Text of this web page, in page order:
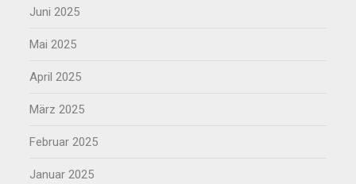
Juni 2025
Mai 2025
April 2025
März 2025
Februar 2025
Januar 2025